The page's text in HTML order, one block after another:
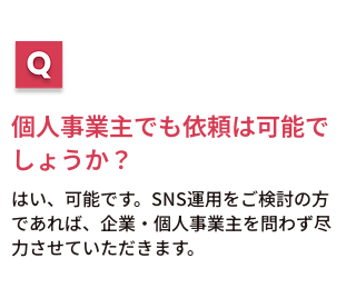
個人事業主でも依頼は可能で
しょうか？
はい、可能です。SNS運用をご検討の方
であれば、企業・個人事業主を問わず尽
力させていただきます。